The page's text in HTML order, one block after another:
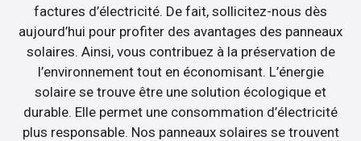
factures d’électricité. De fait, sollicitez-nous dès
aujourd’hui pour profiter des avantages des panneaux
solaires. Ainsi, vous contribuez à la préservation de
l’environnement tout en économisant. L’énergie
solaire se trouve être une solution écologique et
durable. Elle permet une consommation d’électricité
plus responsable. Nos panneaux solaires se trouvent